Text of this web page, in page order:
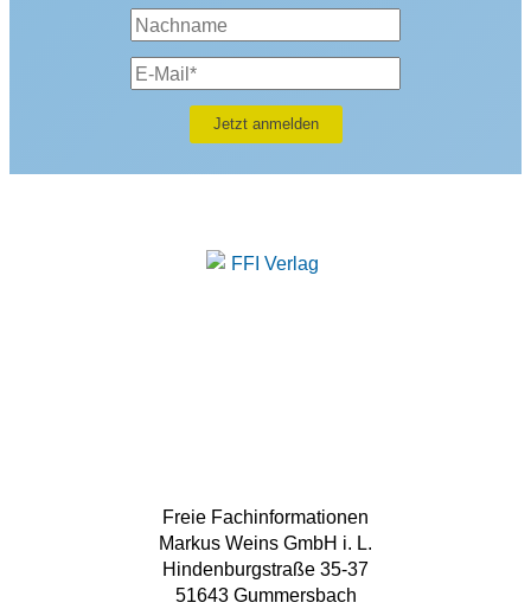
Freie Fachinformationen
Markus Weins GmbH i. L.
Hindenburgstraße 35-37
51643 Gummersbach